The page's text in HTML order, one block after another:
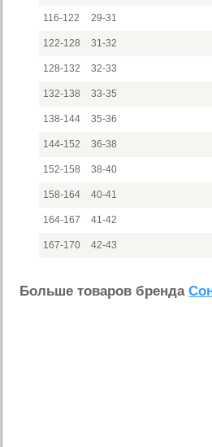
116-122 29-31
122-128 31-32
128-132 32-33
132-138 33-35
138-144 35-36
144-152 36-38
152-158 38-40
158-164 40-41
164-167 41-42
167-170 42-43
Больше товаров бренда